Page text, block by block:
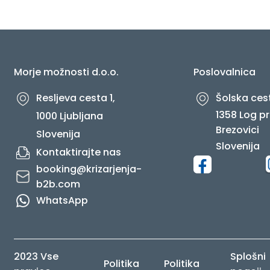
O NAS
Morje možnosti d.o.o.
Resljeva cesta 1,
1000 Ljubljana
Slovenija
Kontaktirajte nas
booking@krizarjenja-
b2b.com
WhatsApp
Poslovalnica
Šolska
1358 Log
Brezovici
Slovenija
2023 Vse
Politika Politika
Splošni